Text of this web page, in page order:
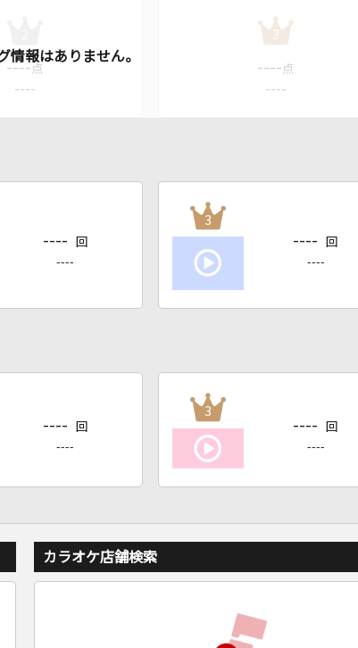
---- 点
----
3
---- 点
----
---- 回
----
3
---- 回
----
---- 回
----
3
---- 回
----
カラオケ店舗検索